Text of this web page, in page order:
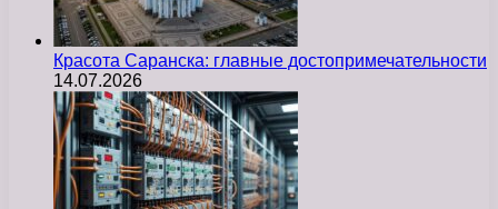
Красота Саранска: главные достопримечательности
14.07.2026